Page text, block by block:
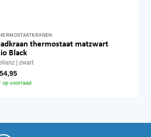
thermostaat matzwart
Black
zwart
op voorraad